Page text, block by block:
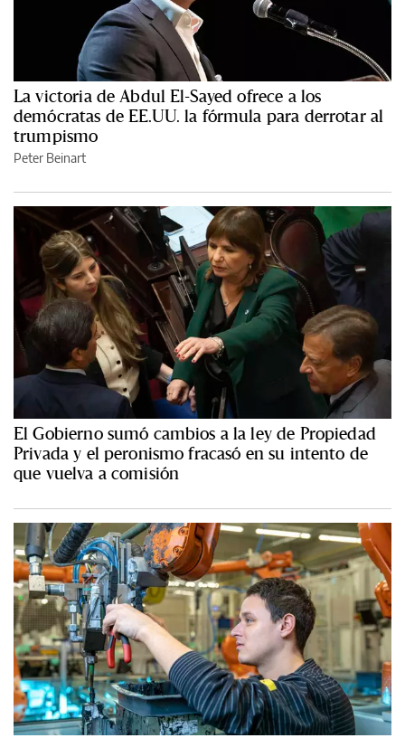
La victoria de Abdul El-Sayed ofrece a los
demócratas de EE.UU. la fórmula para derrotar al
trumpismo
Peter Beinart
El Gobierno sumó cambios a la ley de Propiedad
Privada y el peronismo fracasó en su intento de
que vuelva a comisión